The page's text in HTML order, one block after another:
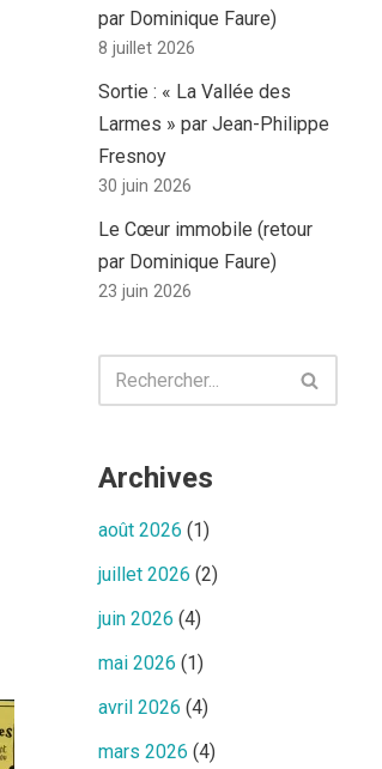
par Dominique Faure)
8 juillet 2026
Sortie : « La Vallée des
Larmes » par Jean-Philippe
Fresnoy
30 juin 2026
Le Cœur immobile (retour
par Dominique Faure)
23 juin 2026
Archives
août 2026 (1)
juillet 2026 (2)
juin 2026 (4)
mai 2026 (1)
avril 2026 (4)
mars 2026 (4)